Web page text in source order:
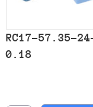
RC17-57.35-
0.18